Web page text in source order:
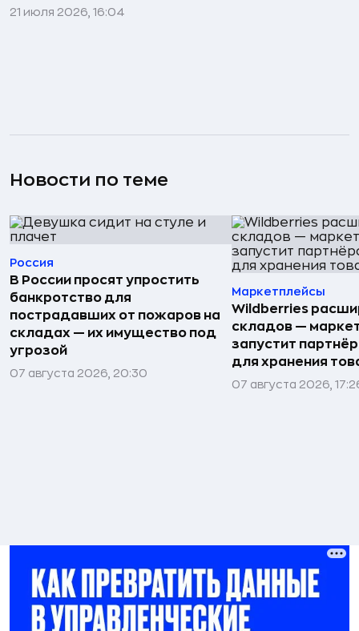
21 июля 2026, 16:04
Новости по теме
Россия
В России просят упростить
банкротство для
пострадавших от пожаров на
складах — их имущество под
угрозой
07 августа 2026, 20:30
Маркетплейсы
Wildberries
складов —
запустит
для хранения
07 августа 2026,